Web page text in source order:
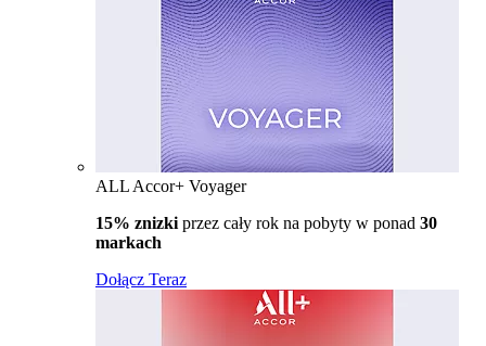
ALL Accor+ Voyager
15% znizki przez cały rok na pobyty w ponad 30
markach
Dołącz Teraz